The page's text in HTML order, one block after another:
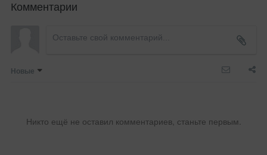
Комментарии
Новые
Никто ещё не оставил комментариев, станьте первым.